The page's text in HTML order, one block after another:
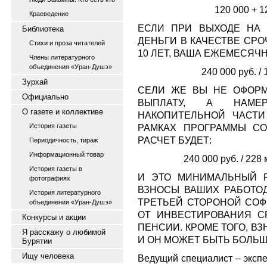
Краеведение
Библиотека
Стихи и проза читателей
Члены литературного
объединения «Уран-Душэ»
Зурхай
Официально
О газете и коллективе
История газеты
Периодичность, тираж
Информационный товар
История газеты в
фотографиях
История литературного
объединения «Уран-Душэ»
Конкурсы и акции
Я расскажу о любимой
Бурятии
Ищу человека
120 000 +
ЕСЛИ ПРИ ВЫХОДЕ
ДЕНЬГИ В КАЧЕСТВЕ
10 ЛЕТ, ВАША
240 000 руб. /
СЕЛИ ЖЕ ВЫ НЕ
ВЫПЛАТУ, А
НАКОПИТЕЛЬНОЙ
РАМКАХ ПРОГРАММЫ
РАСЧЕТ БУДЕТ:
240 000 руб. / 228
И ЭТО МИНИМАЛЬНЫЙ
ВЗНОСЫ ВАШИХ
ТРЕТЬЕЙ СТОРОНОЙ
ОТ ИНВЕСТИРОВАНИЯ
ПЕНСИИ. КРОМЕ ТОГО,
И ОН МОЖЕТ БЫТЬ БОЛЬШЕ
Ведущий специалист –